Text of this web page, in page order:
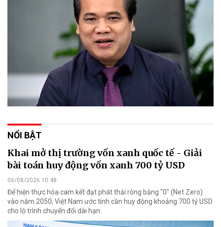
NỔI BẬT
Khai mở thị trường vốn xanh quốc tế - Giải
bài toán huy động vốn xanh 700 tỷ USD
06/08/2026 10:48
Để hiện thực hóa cam kết đạt phát thải ròng bằng "0" (Net Zero)
vào năm 2050, Việt Nam ước tính cần huy động khoảng 700 tỷ USD
cho lộ trình chuyển đổi dài hạn.